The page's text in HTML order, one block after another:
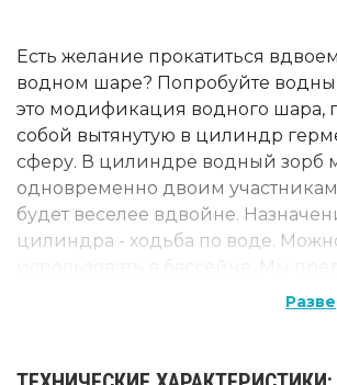
Есть желание прокатиться
водном шаре? Попробуйте
это модификация водного шара,
собой вытянутую в цилиндр
сферу. В цилиндре водный зорб
одновременно двоим
будет веселее вдвойне.
цилиндра - ходьба по воде.
использовать в бассейне. Мы
водные цилиндры собственного
срок службы и коммерческое